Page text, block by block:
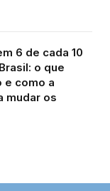
6 de cada 10
o que
e como a
mudar os